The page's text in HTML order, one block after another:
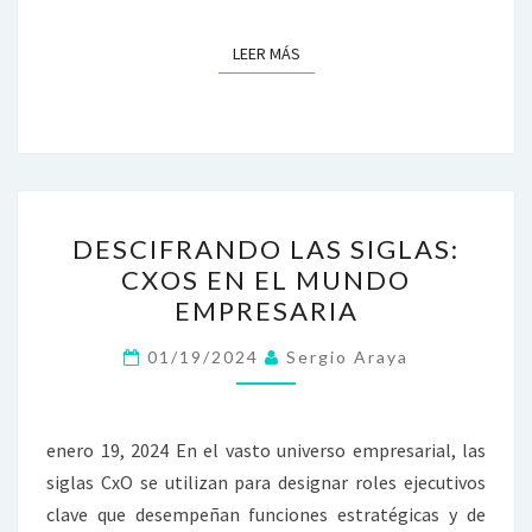
LEER MÁSLEER MÁS
LAS
SIGLAS:
CXOS
EN
EL
EMPRESARIA
DESCIFRANDO LAS SIGLAS:
CXOS EN EL MUNDO
EMPRESARIA
01/19/2024 Sergio Araya
enero 19, 2024 En el vasto universo empresarial, las
siglas CxO se utilizan para designar roles ejecutivos
clave que desempeñan funciones estratégicas y de